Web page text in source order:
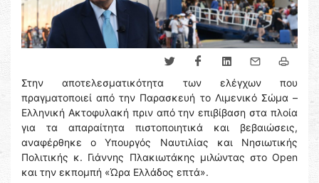
Στην αποτελεσματικότητα των ελέγχων που
πραγματοποιεί από την Παρασκευή το Λιμενικό Σώμα –
Ελληνική Ακτοφυλακή πριν από την επιβίβαση στα πλοία
για τα απαραίτητα πιστοποιητικά και βεβαιώσεις,
αναφέρθηκε ο Υπουργός Ναυτιλίας και Νησιωτικής
Πολιτικής κ. Γιάννης Πλακιωτάκης μιλώντας στο Open
και την εκπομπή «Ώρα Ελλάδος επτά».